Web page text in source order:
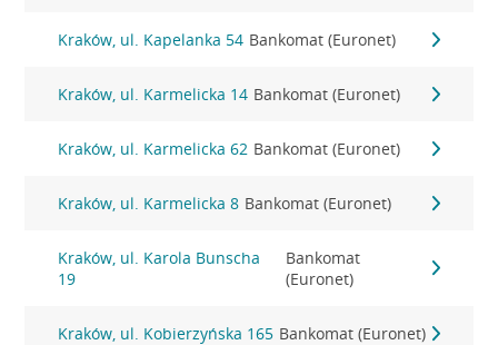
Kraków, ul. Kapelanka 54 Bankomat (Euronet)
Kraków, ul. Karmelicka 14 Bankomat (Euronet)
Kraków, ul. Karmelicka 62 Bankomat (Euronet)
Kraków, ul. Karmelicka 8 Bankomat (Euronet)
Kraków, ul. Karola Bunscha
19
Bankomat
(Euronet)
Kraków, ul. Kobierzyńska 165 Bankomat (Euronet)